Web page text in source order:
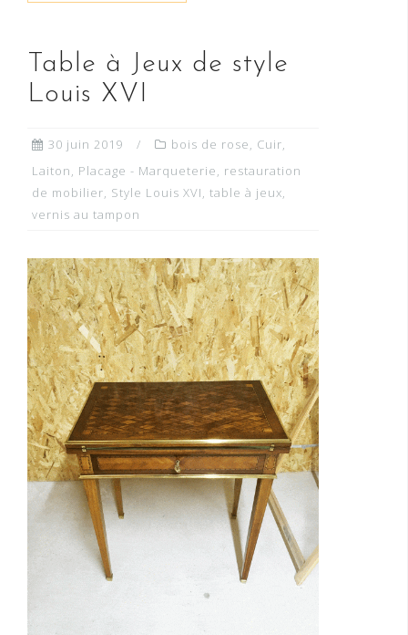
Table à Jeux de style
Louis XVI
30 juin 2019 bois de rose, Cuir,
Laiton, Placage - Marqueterie, restauration
de mobilier, Style Louis XVI, table à jeux,
vernis au tampon